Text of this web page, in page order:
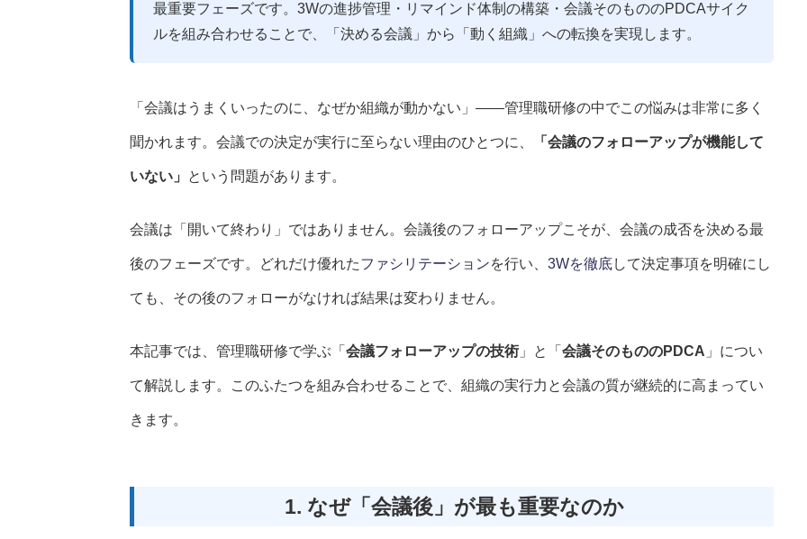
最重要フェーズです。3Wの進捗管理・リマインド体制の構築・会議そのもののPDCAサイク
ルを組み合わせることで、「決める会議」から「動く組織」への転換を実現します。
「会議はうまくいったのに、なぜか組織が動かない」——管理職研修の中でこの悩みは非常に多く
聞かれます。会議での決定が実行に至らない理由のひとつに、 「会議のフォローアップが機能して
いない」 という問題があります。
会議は「開いて終わり」ではありません。会議後のフォローアップこそが、会議の成否を決める最
後のフェーズです。どれだけ優れたファシリテーションを行い、 3Wを徹底して決定事項を明確にし
ても、その後のフォローがなければ結果は変わりません。
本記事では、管理職研修で学ぶ「 会議フォローアップの技術 」と「 会議そのもののPDCA 」につい
て解説します。このふたつを組み合わせることで、組織の実行力と会議の質が継続的に高まってい
きます。
1. なぜ「会議後」が最も重要なのか